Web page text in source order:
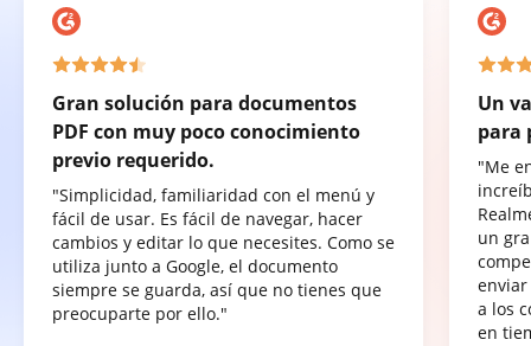
Gran solución para documentos
PDF con muy poco conocimiento
previo requerido.
"Simplicidad, familiaridad con el menú y
fácil de usar. Es fácil de navegar, hacer
cambios y editar lo que necesites. Como se
utiliza junto a Google, el documento
siempre se guarda, así que no tienes que
preocuparte por ello."
Un
para
"Me
un
a los
en